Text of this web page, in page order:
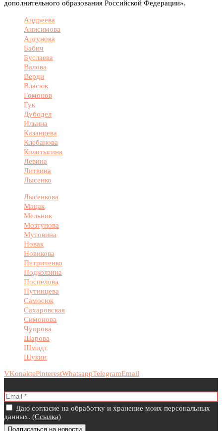
дополнительного образования Российской Федерации».
Андреева
Анисимова
Аргунова
Бабич
Буслаева
Валова
Верди
Власюк
Гомонов
Гук
Дубодел
Ильина
Казанцева
Клебанова
Колотыгина
Левина
Литвина
Лысенко
Лысенкова
Мацак
Мельник
Мозгунова
Мутовина
Новак
Новикова
Петриченко
Подколзина
Поспелова
Путинцева
Самосюк
Сахаровская
Симонова
Чупрова
Шарова
Шмидт
Щукин
VKonaktePinterestWhatsappTelegramEmail
Даю согласие на обработку и хранение моих персональных
данных. (Ссылка)